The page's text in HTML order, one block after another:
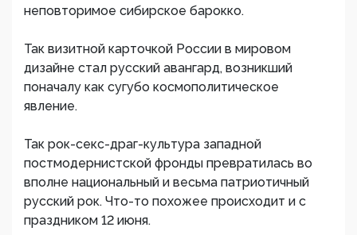
неповторимое сибирское барокко.
Так визитной карточкой России в мировом
дизайне стал русский авангард, возникший
поначалу как сугубо космополитическое
явление.
Так рок-секс-драг-культура западной
постмодернистской фронды превратилась во
вполне национальный и весьма патриотичный
русский рок. Что-то похожее происходит и с
праздником 12 июня.